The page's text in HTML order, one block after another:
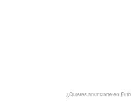
¿Quieres anunciarte en